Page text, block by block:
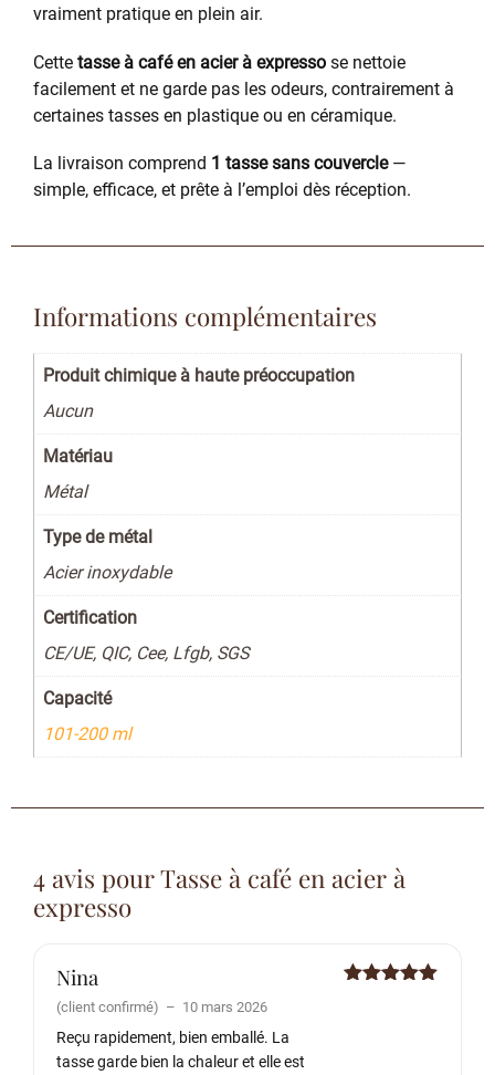
vraiment pratique en plein air.
Cette tasse à café en acier à expresso se nettoie
facilement et ne garde pas les odeurs, contrairement à
certaines tasses en plastique ou en céramique.
La livraison comprend 1 tasse sans couvercle—
simple, efficace, et prête à l’emploi dès réception.
Informations complémentaires
Produit chimique à haute préoccupation
Aucun
Matériau
Métal
Type de métal
Acier inoxydable
Certification
CE/UE, QIC, Cee, Lfgb, SGS
Capacité
101-200 ml
4 avis pourTasse à café en acier à
expresso
Nina
(client confirmé) – 10 mars 2026
Reçu rapidement, bien emballé. La
tasse garde bien la chaleur et elle est